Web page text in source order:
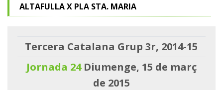
ALTAFULLA X PLA STA. MARIA
Tercera Catalana Grup 3r, 2014-15
Jornada 24Diumenge, 15 de març
de 2015